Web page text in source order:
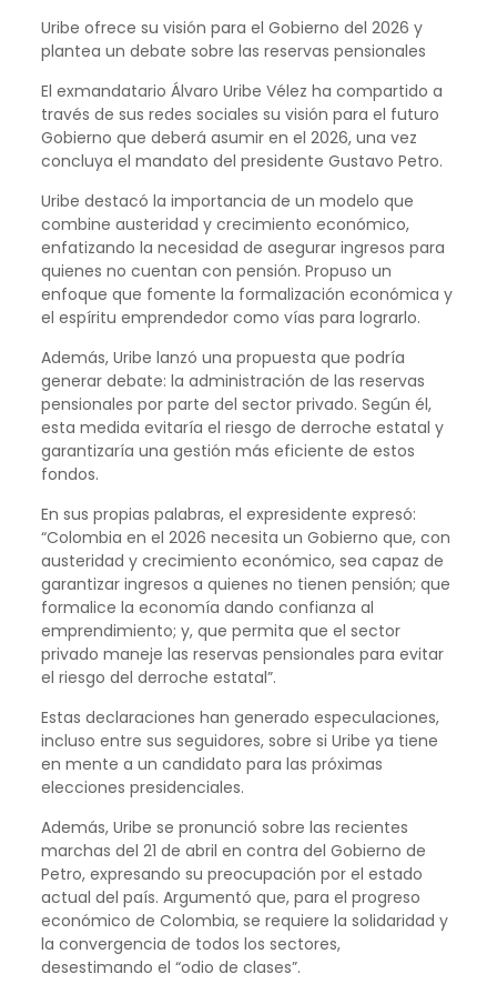
Uribe ofrece su visión para el Gobierno del 2026 y
plantea un debate sobre las reservas pensionales
El exmandatario Álvaro Uribe Vélez ha compartido a
través de sus redes sociales su visión para el futuro
Gobierno que deberá asumir en el 2026, una vez
concluya el mandato del presidente Gustavo Petro.
Uribe destacó la importancia de un modelo que
combine austeridad y crecimiento económico,
enfatizando la necesidad de asegurar ingresos para
quienes no cuentan con pensión. Propuso un
enfoque que fomente la formalización económica y
el espíritu emprendedor como vías para lograrlo.
Además, Uribe lanzó una propuesta que podría
generar debate: la administración de las reservas
pensionales por parte del sector privado. Según él,
esta medida evitaría el riesgo de derroche estatal y
garantizaría una gestión más eficiente de estos
fondos.
En sus propias palabras, el expresidente expresó:
“Colombia en el 2026 necesita un Gobierno que, con
austeridad y crecimiento económico, sea capaz de
garantizar ingresos a quienes no tienen pensión; que
formalice la economía dando confianza al
emprendimiento; y, que permita que el sector
privado maneje las reservas pensionales para evitar
el riesgo del derroche estatal”.
Estas declaraciones han generado especulaciones,
incluso entre sus seguidores, sobre si Uribe ya tiene
en mente a un candidato para las próximas
elecciones presidenciales.
Además, Uribe se pronunció sobre las recientes
marchas del 21 de abril en contra del Gobierno de
Petro, expresando su preocupación por el estado
actual del país. Argumentó que, para el progreso
económico de Colombia, se requiere la solidaridad y
la convergencia de todos los sectores,
desestimando el “odio de clases”.